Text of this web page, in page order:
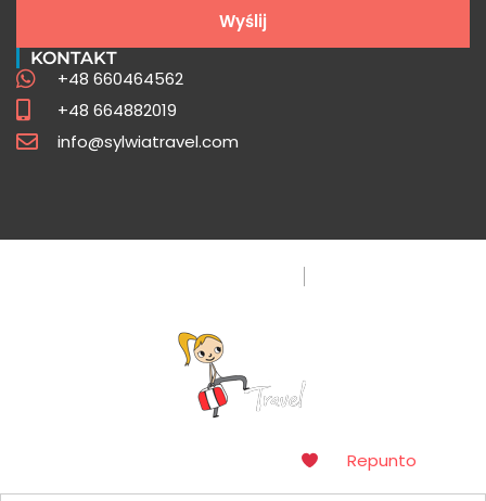
Sprawdź
Wyślij
KONTAKT
+48 660464562
+48 664882019
info@sylwiatravel.com
byRepunto